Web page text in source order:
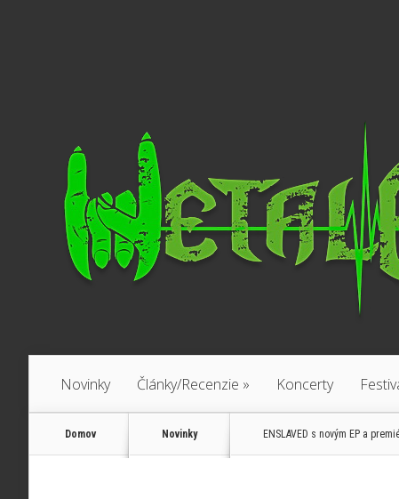
Novinky Články/Recenzie » Koncerty
Domov Novinky ENSLAVED s novým EP a